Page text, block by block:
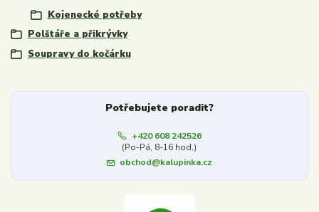
Kojenecké potřeby
Polštáře a přikrývky
Soupravy do kočárku
Potřebujete poradit?
+420 608 242526
(Po-Pá, 8-16 hod.)
obchod@kalupinka.cz